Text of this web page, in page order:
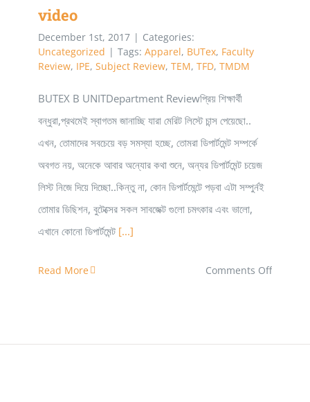
video
December 1st, 2017 | Categories:
Uncategorized | Tags: Apparel, BUTex, Faculty
Review, IPE, Subject Review, TEM, TFD, TMDM
BUTEX B UNITDepartment Reviewপ্রিয় শিক্ষার্থী
বন্ধুরা,প্রথমেই স্বাগতম জানাচ্ছি যারা মেরিট লিস্টে চান্স পেয়েছো..
এখন, তোমাদের সবচেয়ে বড় সমস্যা হচ্ছে, তোমরা ডিপার্টমেন্ট সম্পর্কে
অবগত নয়, অনেকে আবার অন্যোর কথা শুনে, অন্যর ডিপার্টমেন্ট চয়েজ
লিস্ট নিজে দিয়ে দিচ্ছো..কিন্তু না, কোন ডিপার্টমেন্টে পড়বা এটা সম্পুর্নই
তোমার ডিছিশন, বুটেক্সের সকল সাবজেক্ট গুলো চমৎকার এবং ভালো,
এখানে কোনো ডিপার্টমেন্ট [...]
Read More Comments Offon